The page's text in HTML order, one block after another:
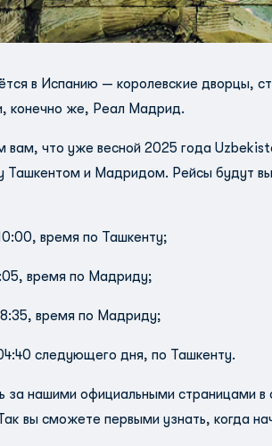
в Испанию — королевские дворцы,
конечно же, Реал Мадрид.
что уже весной 2025 года
и Мадридом. Рейсы будут
время по Ташкенту;
время по Мадриду;
время по Мадриду;
следующего дня, по Ташкенту.
за нашими официальными страницами в
вы сможете первыми узнать, когда